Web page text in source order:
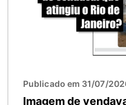
Publicado em 31/07/
Imagem de